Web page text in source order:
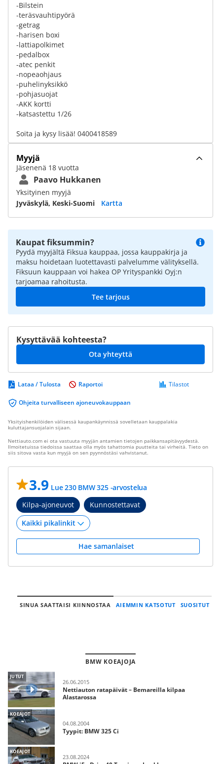
-Bilstein
-teräsvauhtipyörä
-getrag
-harisen boxi
-lattiapolkimet
-pedalbox
-atec penkit
-nopeaohjaus
-puhelinyksikkö
-pohjasuojat
-AKK kortti
-katsastettu 1/26
Soita ja kysy lisää! 0400418589
Myyjä
Jäsenenä 18 vuotta
Paavo Hukkanen
Yksityinen myyjä
Jyväskylä, Keski-Suomi
Kartta
Kaupat fiksummin?
Pyydä myyjältä Fiksua kauppaa, jossa kauppakirja ja
maksu hoidetaan luotettavasti palvelumme välityksellä.
Fiksuun kauppaan voi hakea OP Yrityspankki Oyj:n
tarjoamaa rahoitusta.
Tee tarjous
Kysyttävää kohteesta?
Ota yhteyttä
Lataa / Tulosta
Ohjeita turvalliseen ajoneuvokauppaan
Tilastot
Raportoi
Yksityishenkilöiden välisessä kaupankäynnissä sovelletaan kauppalakia
kuluttajansuojalain sijaan.
Nettiauto.com ei ota vastuuta myyjän antamien tietojen paikkansapitävyydestä.
Ilmoitetuissa tiedoissa saattaa olla myös tahattomia puutteita tai virheitä. Tieto on
siis sitova vasta kun myyjä on sen pyynnöstäsi vahvistanut.
3.9 Lue 230 BMW 325 -arvostelua
Kilpa-ajoneuvot
Kunnostettavat
Hae samanlaiset
SINUA SAATTAISI KIINNOSTAA AIEMMIN KATSOTUT SUOSITUT
BMW KOEAJOJA
JUTUT
26.06.2015
Nettiauton ratapäivät – Bemareilla kilpaa
Alastarossa
KOEAJOT
04.08.2004
Tyypit: BMW 325 Ci
KOEAJOT
23.08.2024